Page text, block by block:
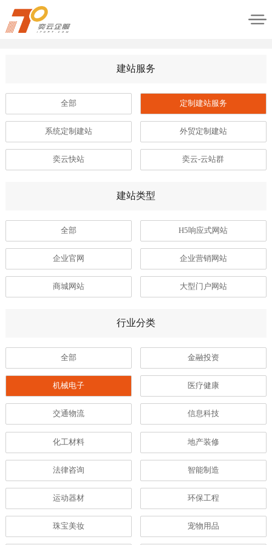
建站服务
全部 定制建站服务
系统定制建站 外贸定制建站
奕云快站 奕云-云站群
建站类型
全部 H5响应式网站
企业官网 企业营销网站
商城网站 大型门户网站
行业分类
全部 金融投资
机械电子 医疗健康
交通物流 信息科技
化工材料 地产装修
法律咨询 智能制造
运动器材 环保工程
珠宝美妆 宠物用品